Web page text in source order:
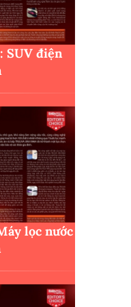
SUV điện
lọc nước